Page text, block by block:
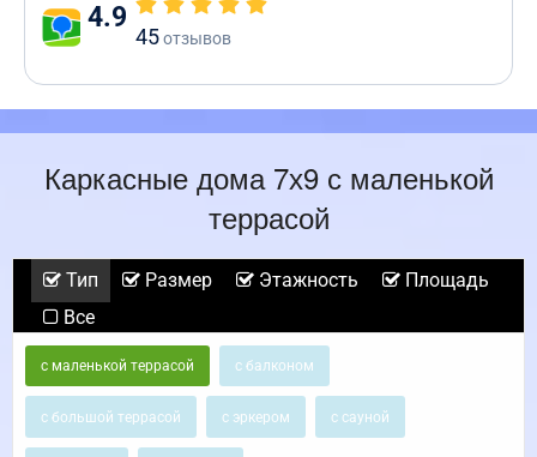
4.9
45отзывов
Каркасные дома 7х9 с маленькой
террасой
Тип Размер Этажность
Площадь
Все
с маленькой террасой с балконом
с большой террасой с эркером с сауной